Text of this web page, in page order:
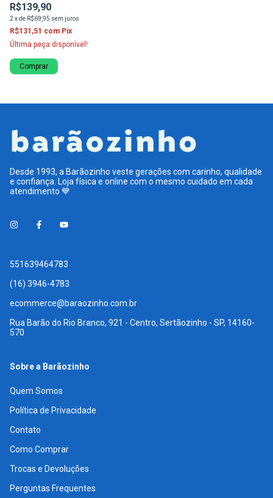
R$139,90
2 xde R$69,95 sem juros
R$131,51 com Pix
Última peça disponível!
Comprar
Desde 1993, a Barãozinho veste gerações com carinho, qualidade
e confiança. Loja física e online com o mesmo cuidado em cada
atendimento 💙
551639464783
(16) 3946-4783
ecommerce@baraozinho.com.br
Rua Barão do Rio Branco, 921 - Centro, Sertãozinho - SP, 14160-
570
Sobre a Barãozinho
Quem Somos
Política de Privacidade
Contato
Como Comprar
Trocas e Devoluções
Perguntas Frequentes